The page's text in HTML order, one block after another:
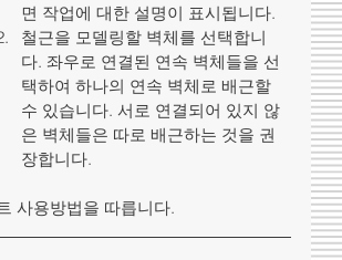
면 작업에 대한 설명이 표시됩니다.
철근을 모델링할 벽체를 선택합니
다. 좌우로 연결된 연속 벽체들을 선
택하여 하나의 연속 벽체로 배근할
수 있습니다. 서로 연결되어 있지 않
은 벽체들은 따로 배근하는 것을 권
장합니다.
사용방법을 따릅니다.